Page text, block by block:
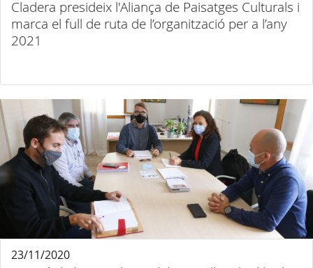
Cladera presideix l'Aliança de Paisatges Culturals i
marca el full de ruta de l’organització per a l’any
2021
23/11/2020